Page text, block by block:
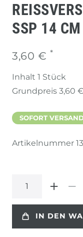
SP 14 CM
3,60 € *
Inhalt 1 Stück
Grundpreis 3,60
SOFORT
Artikelnummer
IN DEN